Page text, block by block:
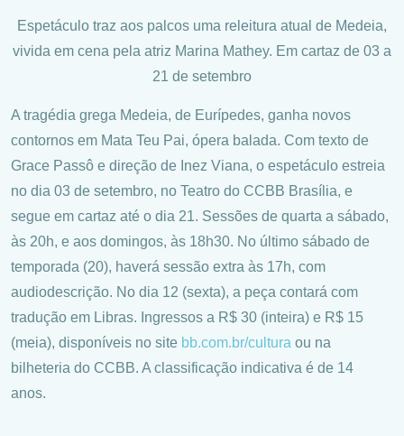
Espetáculo traz aos palcos uma releitura atual de Medeia,
vivida em cena pela atriz Marina Mathey. Em cartaz de 03 a
21 de setembro
A tragédia grega Medeia, de Eurípedes, ganha novos
contornos em Mata Teu Pai, ópera balada. Com texto de
Grace Passô e direção de Inez Viana, o espetáculo estreia
no dia 03 de setembro, no Teatro do CCBB Brasília, e
segue em cartaz até o dia 21. Sessões de quarta a sábado,
às 20h, e aos domingos, às 18h30. No último sábado de
temporada (20), haverá sessão extra às 17h, com
audiodescrição. No dia 12 (sexta), a peça contará com
tradução em Libras. Ingressos a R$ 30 (inteira) e R$ 15
(meia), disponíveis no site bb.com.br/cultura ou na
bilheteria do CCBB. A classificação indicativa é de 14
anos.